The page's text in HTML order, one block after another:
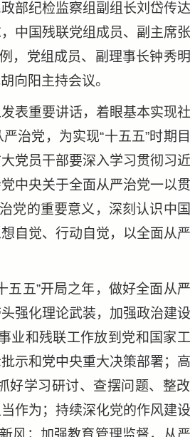
部纪检监察组副组长刘岱传
中国残联党组成员、副主席
，党组成员、副理事长钟秀
向阳主持会议。
表重要讲话，着眼基本实现
治党，为实现“十五五”时期
党员干部要深入学习贯彻习
中央关于全面从严治党一以
党的重要意义，深刻认识中
自觉、行动自觉，以全面从
五”开局之年，做好全面从
强化理论武装，加强政治建设
业和残联工作放到党和国家
示和党中央重大决策部署；
好学习研讨、查摆问题、整
作为；持续深化党的作风建设